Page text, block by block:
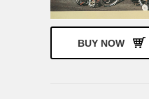
BUY NOW